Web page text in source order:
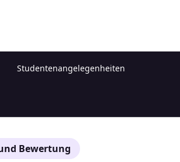
Studentenangelegenheiten
Bewertung